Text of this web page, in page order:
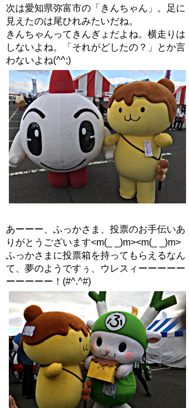
次は愛知県弥富市の「きんちゃん」。足に
見えたのは尾ひれみたいだね。
きんちゃんってきんぎょだよね。横走りは
しないよね。「それがどしたの？」とか言
わないよね(^^;)
あーーー、ふっかさま、投票のお手伝いあ
りがとうございます<m(_ _)m><m(_ _)m>
ふっかさまに投票箱を持ってもらえるなん
て、夢のようですぅ、ウレスィーーーーー
ーーーーー！(#^.^#)